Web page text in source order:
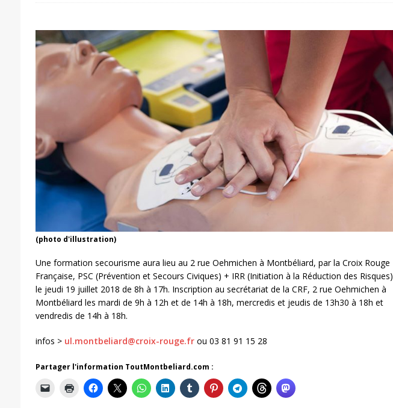
(photo d'illustration)
Une formation secourisme aura lieu au 2 rue Oehmichen à Montbéliard, par la Croix Rouge
Française, PSC (Prévention et Secours Civiques) + IRR (Initiation à la Réduction des Risques)
le jeudi 19 juillet 2018 de 8h à 17h. Inscription au secrétariat de la CRF, 2 rue Oehmichen à
Montbéliard les mardi de 9h à 12h et de 14h à 18h, mercredis et jeudis de 13h30 à 18h et
vendredis de 14h à 18h.
infos > ul.montbeliard@croix-rouge.frou 03 81 91 15 28
Partager l'information ToutMontbeliard.com :